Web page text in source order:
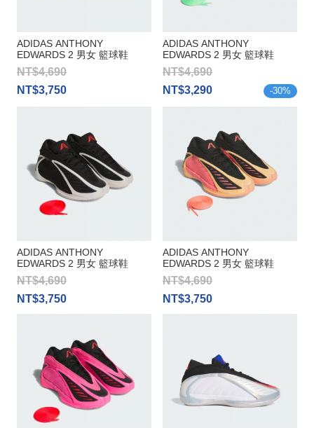
ADIDAS ANTHONY
EDWARDS 2 男女 籃球鞋
NT$4,690
NT$3,750
ADIDAS ANTHONY
EDWARDS 2 男女 籃球鞋
NT$4,690
NT$3,290
-30%
ADIDAS ANTHONY
EDWARDS 2 男女 籃球鞋
NT$4,690
NT$3,750
ADIDAS ANTHONY
EDWARDS 2 男女 籃球鞋
NT$4,690
NT$3,750